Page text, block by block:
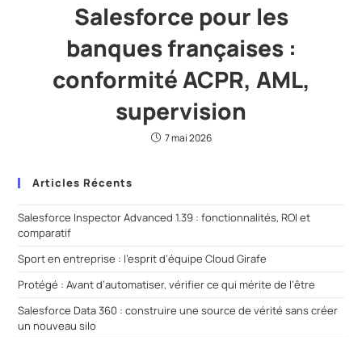
Salesforce pour les
banques françaises :
conformité ACPR, AML,
supervision
7 mai 2026
Articles Récents
Salesforce Inspector Advanced 1.39 : fonctionnalités, ROI et
comparatif
Sport en entreprise : l’esprit d’équipe Cloud Girafe
Protégé : Avant d’automatiser, vérifier ce qui mérite de l’être
Salesforce Data 360 : construire une source de vérité sans créer
un nouveau silo